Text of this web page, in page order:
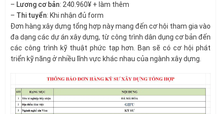
– Lương cơ bản: 240.960¥ + làm thêm
– Thi tuyển: Khi nhận đủ form
Đơn hàng xây dựng tổng hợp này mang đến cơ hội tham gia vào
đa dạng các dự án xây dựng, từ công trình dân dụng cơ bản đến
các công trình kỹ thuật phức tạp hơn. Bạn sẽ có cơ hội phát
triển kỹ năng ở nhiều lĩnh vực khác nhau của ngành xây dựng.